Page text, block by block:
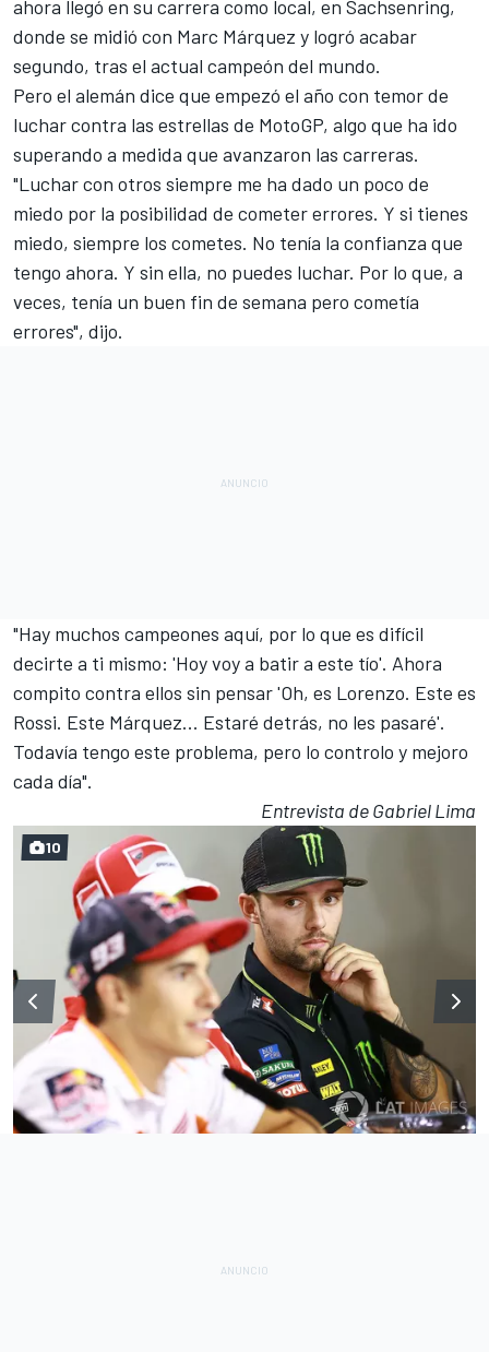
ahora llegó en su carrera como local, en Sachsenring,
donde se midió con Marc Márquez y logró acabar
segundo, tras el actual campeón del mundo.
Pero el alemán dice que empezó el año con temor de
lucharcontra las estrellas de MotoGP, algo que ha ido
superando a medida que avanzaron las carreras.
"Luchar con otros siempre me ha dado un poco de
miedo por la posibilidad de cometer errores. Y si tienes
miedo, siempre los cometes. No tenía la confianza que
tengo ahora. Y sin ella, no puedes luchar. Por lo que, a
veces, tenía un buen fin de semana pero cometía
errores", dijo.
"Hay muchos campeones aquí, por lo que es difícil
decirte a ti mismo: 'Hoy voy a batir a este tío'. Ahora
compito contra ellos sin pensar 'Oh, es Lorenzo. Este es
Rossi. Este Márquez... Estaré detrás, no les pasaré'.
Todavía tengo este problema, pero lo controlo y mejoro
cada día".
Entrevista de Gabriel Lima
10